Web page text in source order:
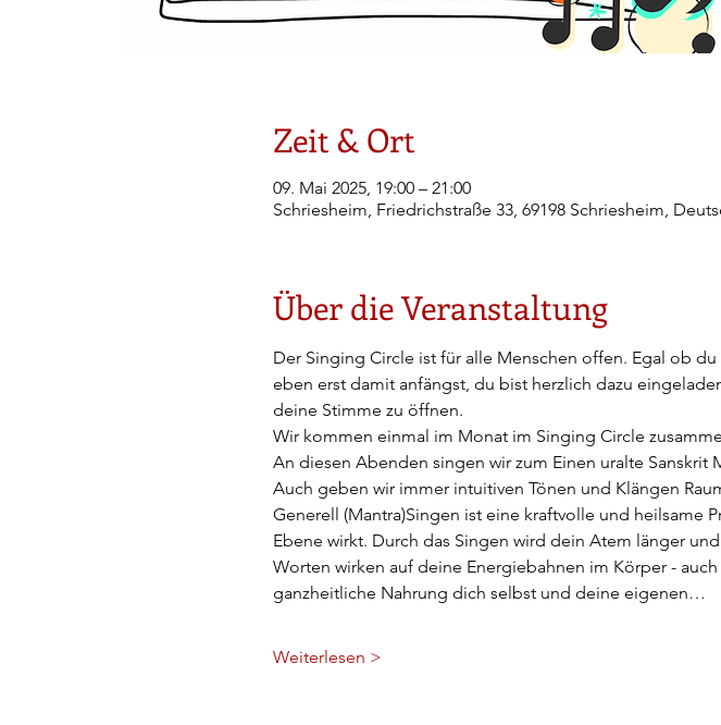
Zeit & Ort
09. Mai 2025, 19:00 – 21:00
Schriesheim, Friedrichstraße 33, 69198 Schriesheim,
Über die Veranstaltung
Der Singing Circle ist für alle Menschen offen. Egal ob
eben erst damit anfängst, du bist herzlich dazu
deine Stimme zu öffnen.
Wir kommen einmal im Monat im Singing Circle
An diesen Abenden singen wir zum Einen uralte
Auch geben wir immer intuitiven Tönen und Klängen
Generell (Mantra)Singen ist eine kraftvolle und heilsame
Ebene wirkt. Durch das Singen wird dein Atem länger
Worten wirken auf deine Energiebahnen im Körper -
ganzheitliche Nahrung dich selbst und deine eigenen…
Weiterlesen >